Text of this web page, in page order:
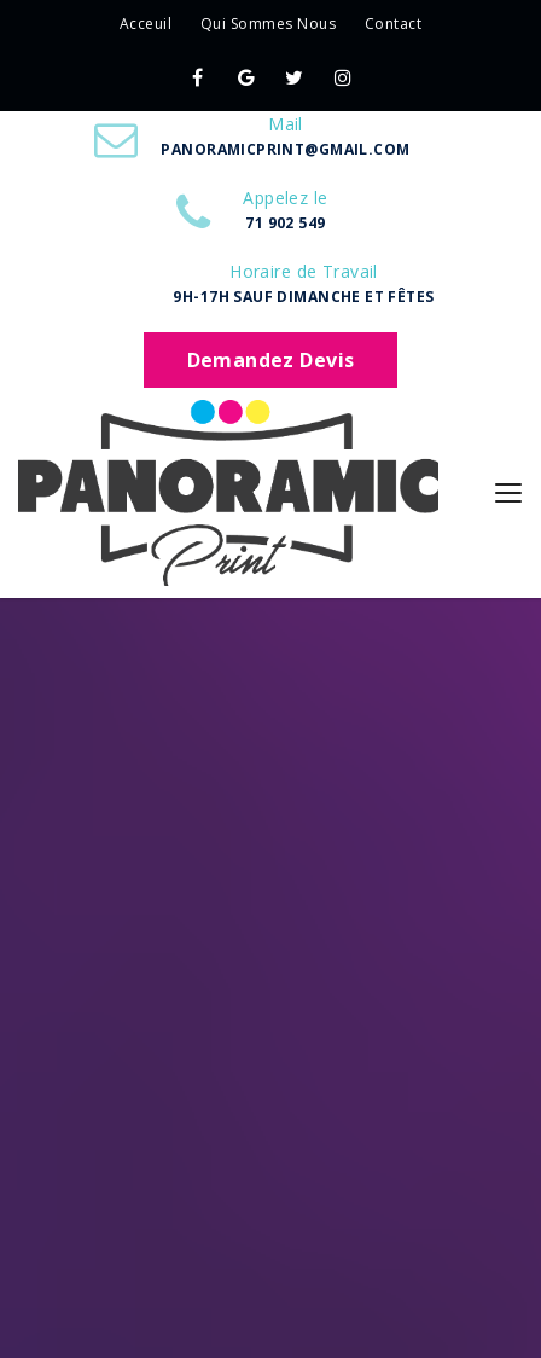
Acceuil Qui Sommes Nous Contact
Mail
PANORAMICPRINT@GMAIL.COM
Appelez le
71 902 549
Horaire de Travail
9H-17H SAUF DIMANCHE ET FÊTES
Demandez Devis